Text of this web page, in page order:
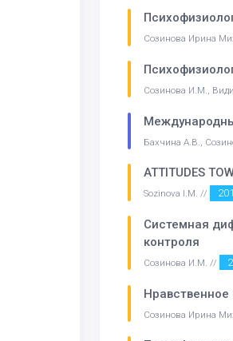
Созинова Ирина
Созинова И.М.,
Бахчина А.В.,
ATTITUDES
Sozinova I.M. //
Системная
контроля
Созинова И.М. //
Нравственное
Созинова Ирина